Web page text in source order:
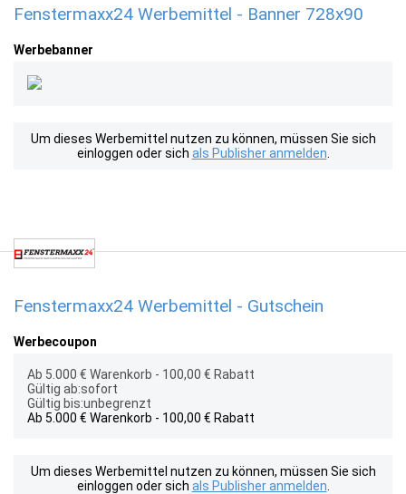
Fenstermaxx24 Werbemittel - Banner 728x90
Werbebanner
Um dieses Werbemittel nutzen zu können, müssen Sie sich
einloggen oder sich als Publisher anmelden
Fenstermaxx24 Werbemittel - Gutschein
Werbecoupon
Ab 5.000 € Warenkorb - 100,00 € Rabatt
Gültig ab:sofort
Gültig bis:unbegrenzt
Ab 5.000 € Warenkorb - 100,00 € Rabatt
Um dieses Werbemittel nutzen zu können, müssen Sie sich
einloggen oder sich als Publisher anmelden